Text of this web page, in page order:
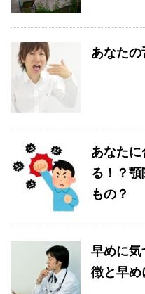
あなたの
あなた
る！？
もの？
早めに
徴と早め